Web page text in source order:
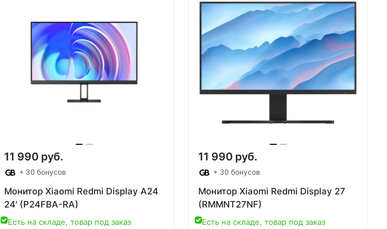
Товар под заказ Товар под заказ
11 990 руб.
+ 30 бонусов
Монитор Xiaomi Redmi Display A24
24' (P24FBA-RA)
Есть на складе, товар под заказ
11 990 руб.
+ 30 бонусов
Монитор Xiaomi Redmi Display 27
(RMMNT27NF)
Есть на складе, товар под заказ